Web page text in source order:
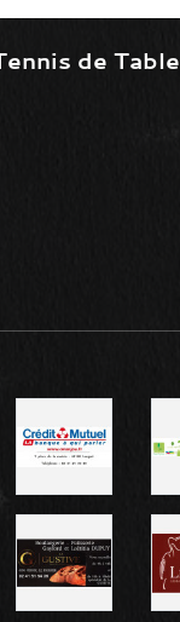
de Table